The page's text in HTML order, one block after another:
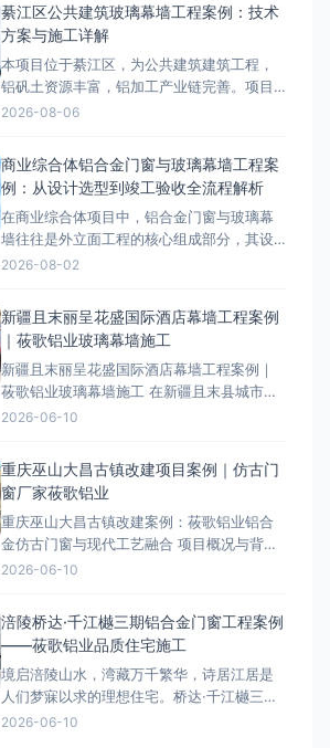
綦江区属于山地气候，温差较大，项目对精
致钢幕墙的抗风压、气密性、水密性等性能
提出了较高要求。设计阶段
綦江区公共建筑玻璃幕墙工程案例：技术
方案与施工详解
本项目位于綦江区，为公共建筑建筑工程，
铝矾土资源丰富，铝加工产业链完善。项目
外立面采用玻璃幕墙系统，工程总面积约
江区属于山地气候，温差较大，项目对玻璃
幕墙的抗风压、气密性、水密性等性能提出
了较高要求。设计阶段依据相
2026-08-06
商业综合体铝合金门窗与玻璃幕墙工程案
例：从设计选型到竣工验收全流程解析
在商业综合体项目中，铝合金门窗与玻璃幕
墙往往是外立面工程的核心组成部分，其设
计选型、材料工艺和施工质量直接决定了建
从设计选型到竣工验收的全流程技术要点，
为同类工程提供参考。 一、项目概述与工程
背景 该项目位于城市核
2026-08-02
新疆且末丽呈花盛国际酒店幕墙工程案例
｜莜歌铝业玻璃幕墙施工
新疆且末丽呈花盛国际酒店幕墙工程案例｜
莜歌铝业玻璃幕墙施工 在新疆且末县城市升
级进程中，一座崭新的地标建筑——丽呈花
工程。本文将从项目设计理念、施工难点到
成果展示，深度解析这一城市新地标的诞生
过程，为类似项目提供参考。如需
2026-06-10
重庆巫山大昌古镇改建项目案例｜仿古门
窗厂家莜歌铝业
重庆巫山大昌古镇改建案例：莜歌铝业铝合
金仿古门窗与现代工艺融合 项目概况与背景
大昌古镇位于重庆巫山县，是一座拥有1700
阳光房施工提出了严格的历史风貌保护要
求。莜歌铝业凭借多年古建门窗研发与施工
经验，承接了本项目的铝合
2026-06-10
涪陵桥达·千江樾三期铝合金门窗工程案例
——莜歌铝业品质住宅施工
境启涪陵山水，湾藏万千繁华，诗居江居是
人们梦寐以求的理想住宅。桥达·千江樾三期
墅境美宅坐落于江南组团核芯区，地处涪陵
2026-06-10